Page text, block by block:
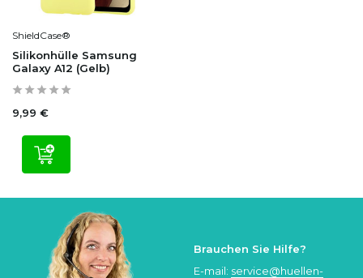
ShieldCase®
Silikonhülle Samsung
Galaxy A12 (Gelb)
9,99 €
Brauchen Sie Hilfe?
E-mail: service@huellen-